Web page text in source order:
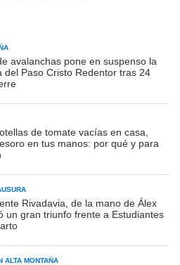
avalanchas pone en suspenso la
del Paso Cristo Redentor tras 24
de tomate vacías en casa,
en tus manos: por qué y para
Rivadavia, de la mano de Álex
un gran triunfo frente a Estudiantes
ALTA MONTAÑA